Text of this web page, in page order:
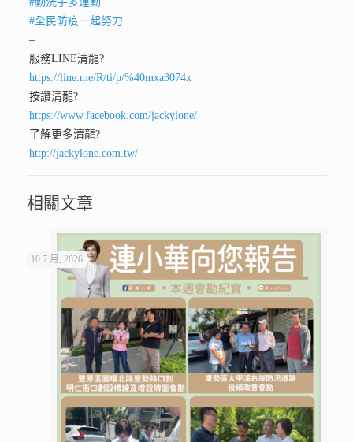
#全民防疫一起努力
–
服務LINE清龍?
https://line.me/R/ti/p/%40mxa3074x
按讚清龍?
https://www.facebook.com/jackylone/
了解更多清龍?
http://jackylone.com.tw/
相關文章
10 7 月, 2026